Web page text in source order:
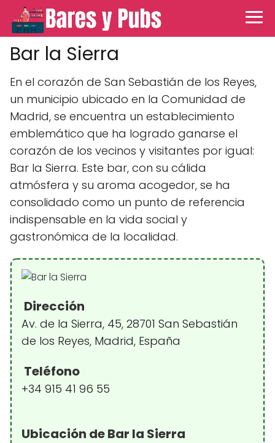
Bar la Sierra
En el corazón de San Sebastián de los Reyes,
un municipio ubicado en la Comunidad de
Madrid, se encuentra un establecimiento
emblemático que ha logrado ganarse el
corazón de los vecinos y visitantes por igual:
Bar la Sierra. Este bar, con su cálida
atmósfera y su aroma acogedor, se ha
consolidado como un punto de referencia
indispensable en la vida social y
gastronómica de la localidad.
Dirección
Av. de la Sierra, 45, 28701 San Sebastián
de los Reyes, Madrid, España
Teléfono
+34 915 41 96 55
Ubicación de Bar la Sierra